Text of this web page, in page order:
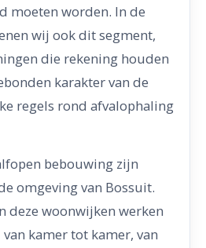
moeten worden. In de
wij ook dit segment,
die rekening houden
karakter van de
regels rond afvalophaling
bebouwing zijn
omgeving van Bossuit.
deze woonwijken werken
kamer tot kamer, van